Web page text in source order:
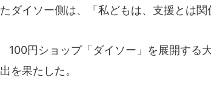
たダイソー側は、「私どもは、支援とは関
100円ショップ「ダイソー」を展開する
出を果たした。